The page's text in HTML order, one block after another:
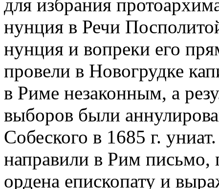
для избрания
нунция в Речи
нунция и вопреки его
провели в Новогрудке
в Риме незаконным, а
выборов были
Собеского в 1685 г.
направили в Рим письмо,
ордена епископату и